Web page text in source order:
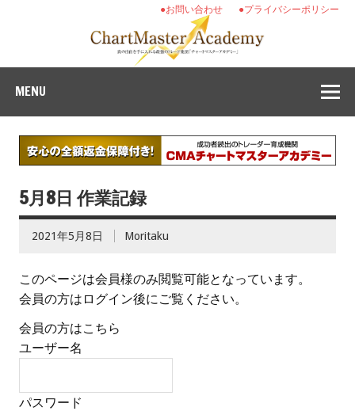
●プライバシーポリシー
●お問い合わせ
MENU
5月8日 作業記録
2021年5月8日 Moritaku
このページは会員様のみ閲覧可能となっています。
会員の方はログイン後にご覧ください。
会員の方はこちら
ユーザー名
パスワード